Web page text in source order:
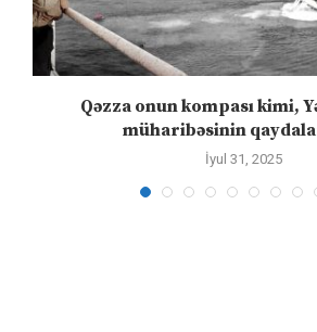
Qəzza onun kompası kimi,
müharibəsinin
İyul 31, 2025